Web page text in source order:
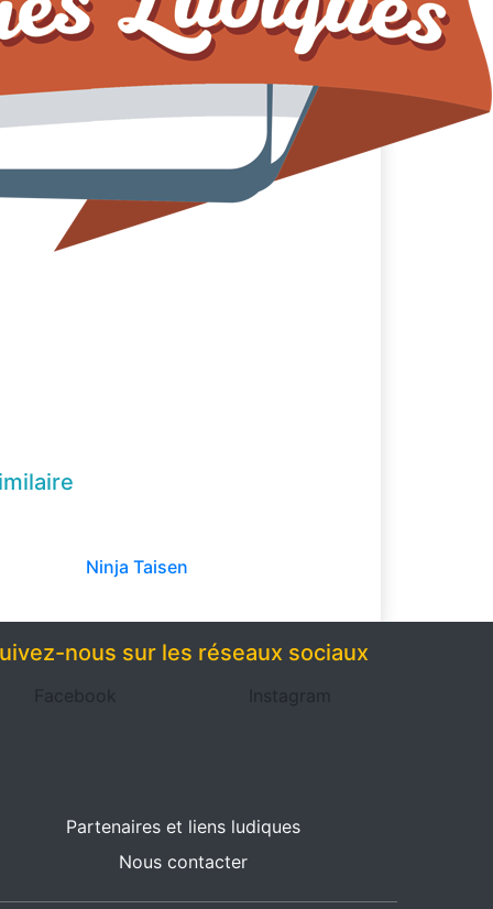
Ninja Taisen
nous sur les réseaux sociaux
Facebook Instagram
Partenaires et liens ludiques
Nous contacter